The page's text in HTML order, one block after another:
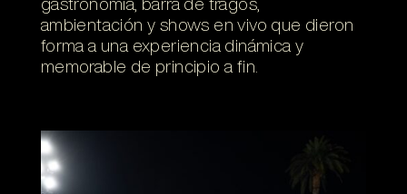
ambientación y shows en vivo que dieron
forma a una experiencia dinámica y
memorable de principio a fin.